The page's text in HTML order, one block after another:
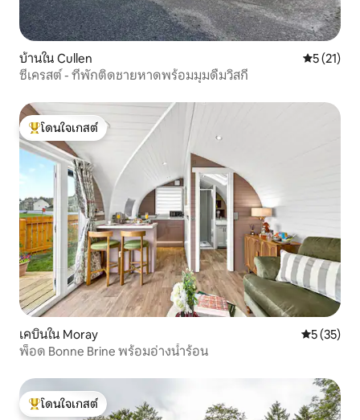
บ้านใน Cullen คะแนนเฉลี่
5 (21)
ซีเครสต์ - ที่พักติดชายหาดพร้อมมุมดื่มวิสกี้
โดนใจเกสต์ที่สุด
โดนใจเกสต์
เคบินใน Moray คะแนนเฉลี่
5 (35)
พ็อด Bonne Brine พร้อมอ่างน้ำร้อน
โดนใจเกสต์ที่สุด
โดนใจเกสต์